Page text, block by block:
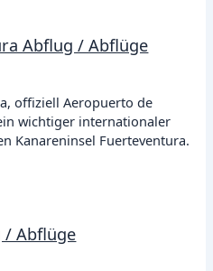
Abflug / Abflüge
offiziell Aeropuerto de
wichtiger internationaler
Kanareninsel Fuerteventura.
/ Abflüge